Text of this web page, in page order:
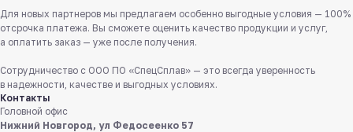
Для новых партнеров мы предлагаем особенно выгодные условия — 100%
отсрочка платежа. Вы сможете оценить качество продукции и услуг,
а оплатить заказ — уже после получения.
Сотрудничество с ООО ПО «СпецСплав» — это всегда уверенность
в надежности, качестве и выгодных условиях.
Контакты
Головной офис
Нижний Новгород, ул Федосеенко 57
Пишите нам
в мессенджерах
8 831 413 29 55
Бесплатно по России